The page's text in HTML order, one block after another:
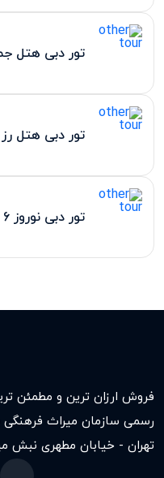
تور دبی هتل
تور دبی هتل
تور دبی نوروز 6 شب
فروش ارزان ترین و مطمئن
رسمی سازمان میراث فرهنگی با ۶ سال سابقه
تهران - خیابان مطهری نبش